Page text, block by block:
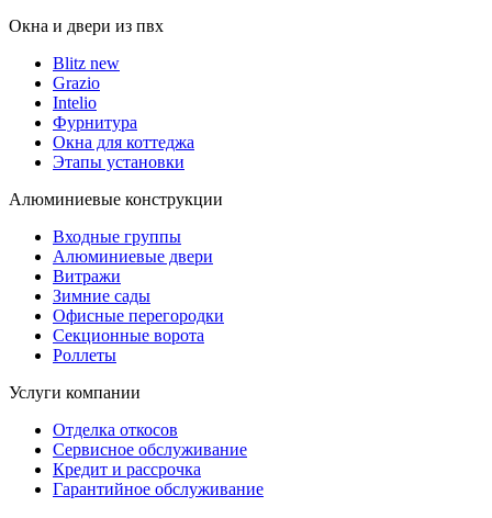
Окна и двери из пвх
Blitz new
Grazio
Intelio
Фурнитура
Окна для коттеджа
Этапы установки
Алюминиевые конструкции
Входные группы
Алюминиевые двери
Витражи
Зимние сады
Офисные перегородки
Секционные ворота
Роллеты
Услуги компании
Отделка откосов
Сервисное обслуживание
Кредит и рассрочка
Гарантийное обслуживание